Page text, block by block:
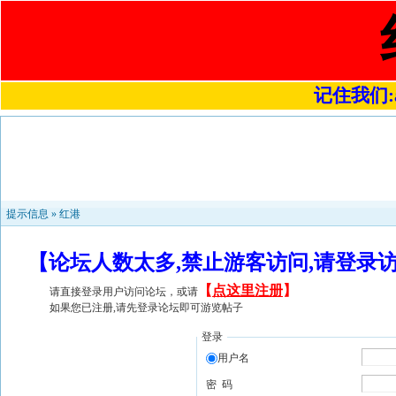
记住我们
提示信息 » 红港
【论坛人数太多,禁止游客访问,请登
请直接登录用户访问论坛，或请 【 点这里注册】
如果您已注册,请先登录论坛即可游览帖子
登录
用户名
密 码